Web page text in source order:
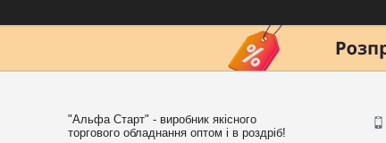
"Альфа Старт" - виробник якісного
торгового обладнання оптом і в роздріб!